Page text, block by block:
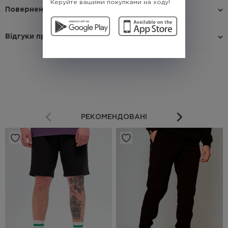
Керуйте вашими покупками на ходу!
Повернення / Обмін
Відгуки про товар
РЕКОМЕНДОВАНІ